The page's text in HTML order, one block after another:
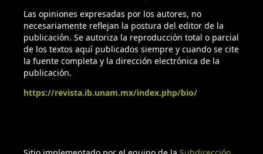
Liria, J., Szumik, C. y Goloboff, P. A. (2021). Analysis of
endemism of world arthropod distribution data supports
biogeographic regions and many established subdivisions.
Cladistics, 37, 559–570. https://doi.org/10.1111/cla.12448
M., Alban, J. et al. (2015). Estimating species diversity and
Las opiniones expresadas por los autores, no
necesariamente reflejan la postura del editor de la
publicación. Se autoriza la reproducción total o parcial
de los textos aquí publicados siempre y cuando se cite
la fuente completa y la dirección electrónica de la
publicación.
https://revista.ib.unam.mx/index.php/bio/